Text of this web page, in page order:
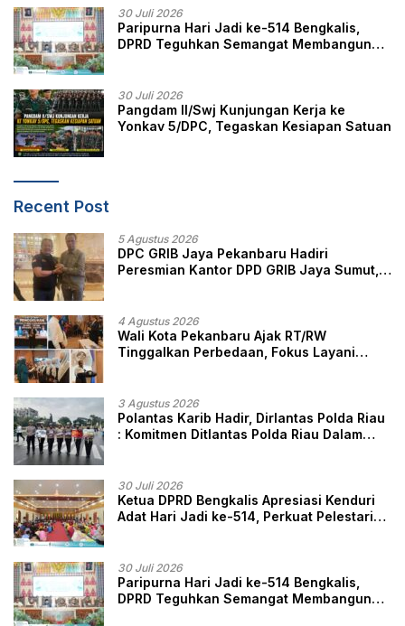
30 Juli 2026
Paripurna Hari Jadi ke-514 Bengkalis,
DPRD Teguhkan Semangat Membangun
30 Juli 2026
Pangdam II/Swj Kunjungan Kerja ke
Yonkav 5/DPC, Tegaskan Kesiapan Satuan
Recent Post
5 Agustus 2026
DPC GRIB Jaya Pekanbaru Hadiri
Peresmian Kantor DPD GRIB Jaya Sumut,
4 Agustus 2026
Wali Kota Pekanbaru Ajak RT/RW
Tinggalkan Perbedaan, Fokus Layani
3 Agustus 2026
Polantas Karib Hadir, Dirlantas Polda Riau
: Komitmen Ditlantas Polda Riau Dalam
30 Juli 2026
Ketua DPRD Bengkalis Apresiasi Kenduri
Adat Hari Jadi ke-514, Perkuat Pelestarian
30 Juli 2026
Paripurna Hari Jadi ke-514 Bengkalis,
DPRD Teguhkan Semangat Membangun